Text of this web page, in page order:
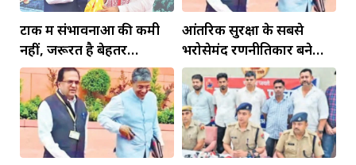
टोंक में संभावनाओं की कमी
नहीं, जरूरत है बेहतर
इंफ्रास्ट्रक्चर की
आंतरिक सुरक्षा के सबसे
भरोसेमंद रणनीतिकार बने
रहेंगे गोविंद मोहन